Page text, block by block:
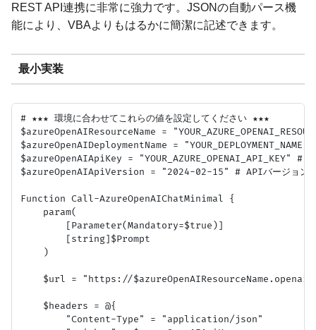
REST API連携に非常に強力です。JSONの自動パース機
能により、VBAよりもはるかに簡潔に記述できます。
最小実装
# ★★★ 環境に合わせてこれらの値を設定してください ★★★
$azureOpenAIResourceName =
$azureOpenAIDeploymentName =
$azureOpenAIApiKey = "YOUR_AZURE_OPENAI_API_KEY" #
$azureOpenAIApiVersion = "2024-02-15" # APIバージョン
Function Call-AzureOpenAIChatMinimal {
    param(
        [Parameter(Mandatory=$true)]
        [string]$Prompt
    )
$url = "https://
    $headers = @{
        "Content-Type" = "application/json"